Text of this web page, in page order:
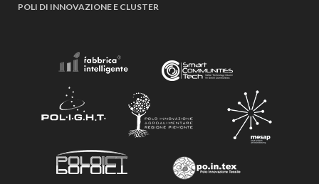
POLI DI INNOVAZIONE E CLUSTER